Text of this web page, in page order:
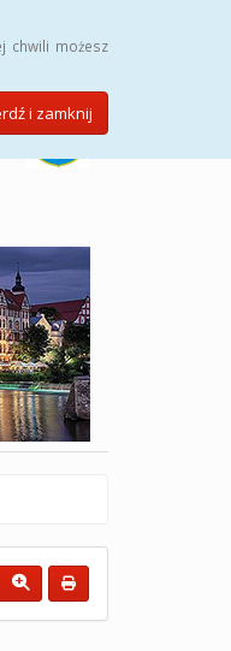
chwili możesz
i zamknij